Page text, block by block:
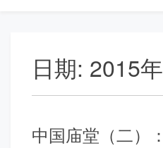
日期: 2015
中国庙堂（二）